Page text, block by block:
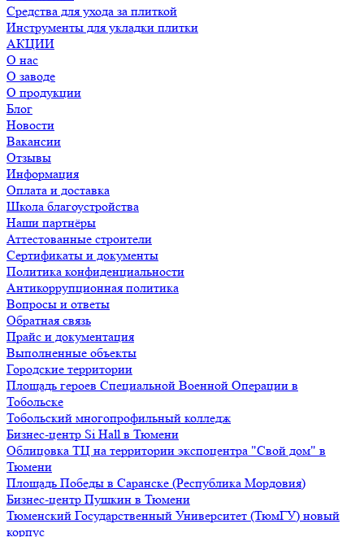
Средства для ухода за плиткой
Инструменты для укладки плитки
АКЦИИ
О нас
О заводе
О продукции
Блог
Новости
Вакансии
Отзывы
Информация
Оплата и доставка
Школа благоустройства
Наши партнёры
Аттестованные строители
Сертификаты и документы
Политика конфиденциальности
Антикоррупционная политика
Вопросы и ответы
Обратная связь
Прайс и документация
Выполненные объекты
Городские территории
Площадь героев Специальной Военной Операции в
Тобольске
Тобольский многопрофильный колледж
Бизнес-центр Si Hall в Тюмени
Облицовка ТЦ на территории экспоцентра "Свой дом" в
Тюмени
Площадь Победы в Саранске (Республика Мордовия)
Бизнес-центр Пушкин в Тюмени
Тюменский Государственный Университет (ТюмГУ) новый
корпус